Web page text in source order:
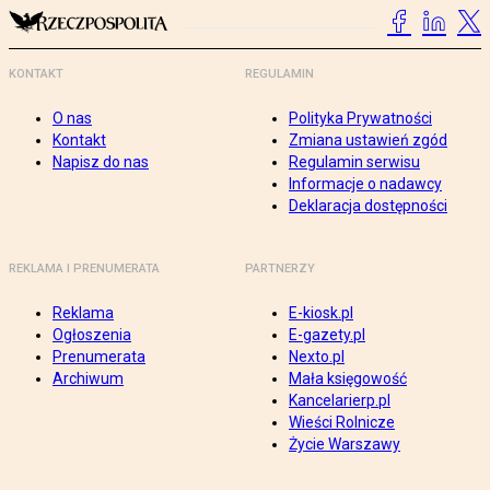
KONTAKT
O nas
Kontakt
Napisz do nas
REGULAMIN
Polityka Prywatności
Zmiana ustawień zgód
Regulamin serwisu
Informacje o nadawcy
Deklaracja dostępności
REKLAMA I PRENUMERATA
Reklama
Ogłoszenia
Prenumerata
Archiwum
PARTNERZY
E-kiosk.pl
E-gazety.pl
Nexto.pl
Mała księgowość
Kancelarierp.pl
Wieści Rolnicze
Życie Warszawy